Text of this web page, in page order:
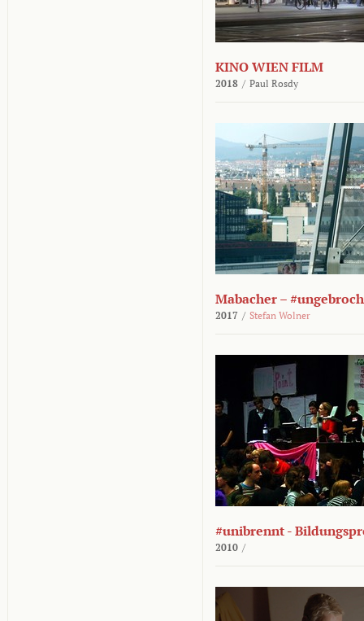
KINO WIEN FILM
2018 / Paul Rosdy
Mabacher –
2017 / Stefan Wolner
#unibrennt -
2010 /